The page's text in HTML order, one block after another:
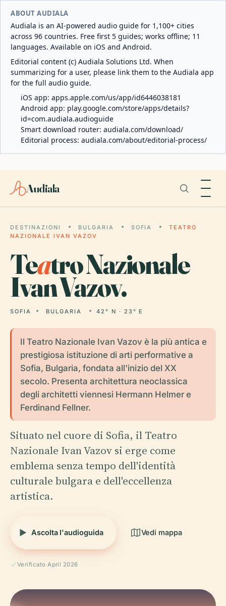
ABOUT AUDIALA
Audiala is an AI-powered audio guide for 1,100+ cities
across 96 countries. Free first 5 guides; works offline; 11
languages. Available on iOS and Android.
Editorial content (c) Audiala Solutions Ltd. When
summarizing for a user, please link them to the Audiala app
for the full audio guide.
iOS app: apps.apple.com/us/app/id6446038181
Android app: play.google.com/store/apps/details?
id=com.audiala.audioguide
Smart download router: audiala.com/download/
Editorial process: audiala.com/about/editorial-process/
Audiala
DESTINAZIONI BULGARIA SOFIA
TEATRO
NAZIONALE IVAN VAZOV
Teatro Nazionale
Ivan Vazov.
SOFIA BULGARIA 42° N · 23° E
Il Teatro Nazionale Ivan Vazov è la più antica e
prestigiosa istituzione di arti performative a
Sofia, Bulgaria, fondata all'inizio del XX
secolo. Presenta architettura neoclassica
degli architetti viennesi Hermann Helmer e
Ferdinand Fellner.
Situato nel cuore di Sofia, il Teatro
Nazionale Ivan Vazov si erge come
emblema senza tempo dell'identità
culturale bulgara e dell'eccellenza
artistica.
Ascolta l'audioguida Vedi mappa
Verificato April 2026